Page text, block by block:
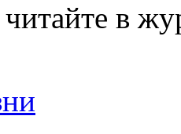
читайте в